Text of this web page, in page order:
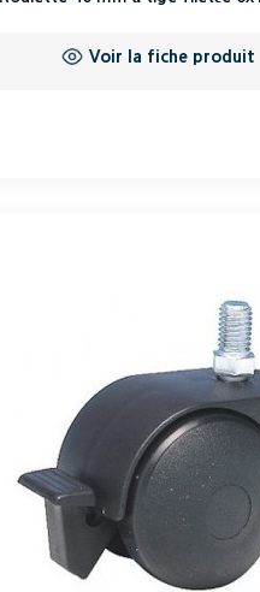
Voir la fiche produit